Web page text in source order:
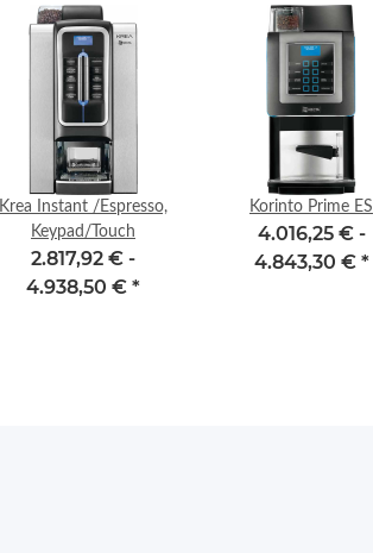
Krea Instant /Espresso,
Keypad/Touch
2.817,92 € -
4.938,50 € *
Korinto Prime ES
4.016,25 € -
4.843,30 € *